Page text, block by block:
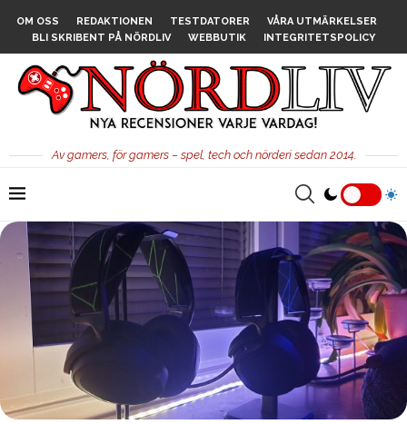
OM OSS REDAKTIONEN TESTDATORER
VÅRA UTMÄRKELSER
BLI SKRIBENT PÅ NÖRDLIV
WEBBUTIK INTEGRITETSPOLICY
Av gamers, för gamers – spel, tech och nörderi sedan 2014.